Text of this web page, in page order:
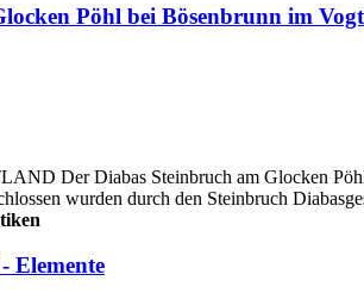
Pöhl bei Bösenbrunn im
Der Diabas Steinbruch am Glocken Pöhl
wurden durch den Steinbruch
Elemente